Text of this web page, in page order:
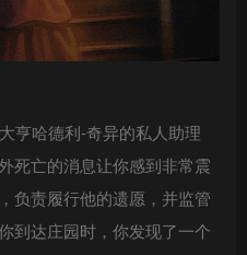
亨哈德利-奇异的私人助理
死亡的消息让你感到非常震
负责履行他的遗愿，并监管
到达庄园时，你发现了一个